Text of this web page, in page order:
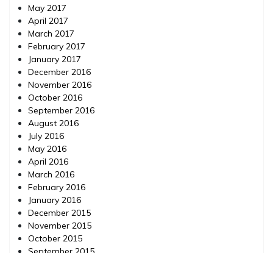
May 2017
April 2017
March 2017
February 2017
January 2017
December 2016
November 2016
October 2016
September 2016
August 2016
July 2016
May 2016
April 2016
March 2016
February 2016
January 2016
December 2015
November 2015
October 2015